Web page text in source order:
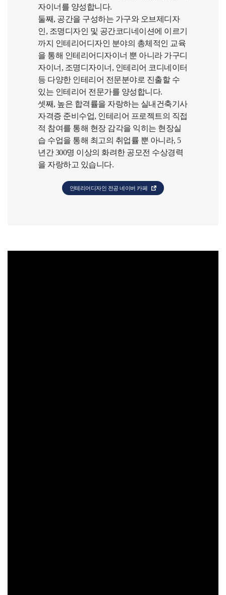
자이너를 양성합니다.
둘째, 공간을 구성하는 가구와 오브제디자
인, 조명디자인 및 공간코디네이션에 이르기
까지 인테리어디자인 분야의 총체적인 교육
을 통해 인테리어디자이너 뿐 아니라 가구디
자이너, 조명디자이너, 인테리어 코디네이터
등 다양한 인테리어 전문분야로 진출할 수
있는 인테리어 전문가를 양성합니다.
셋째, 높은 합격률을 자랑하는 실내건축기사
자격증 준비수업, 인테리어 프로젝트의 직접
적 참여를 통해 현장 감각을 익히는 현장실
습 수업을 통해 최고의 취업률 뿐 아니라, 5
년간 300명 이상의 화려한 공모전 수상경력
을 자랑하고 있습니다.
인테리어디자인 전공 네이버 카페